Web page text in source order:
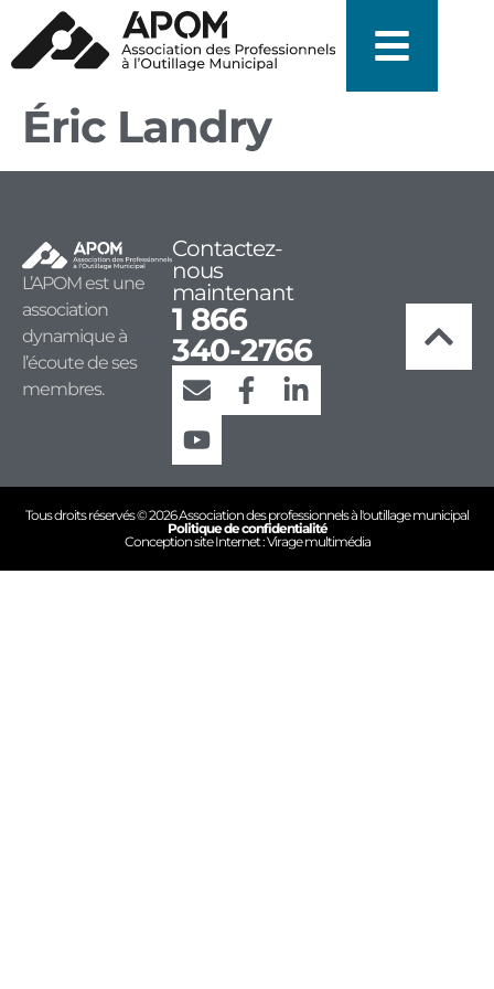
Éric Landry
L’APOM est une
association
dynamique à
l’écoute de ses
membres.
Contactez-
nous
maintenant
1 866
340-2766
Tous droits réservés © 2026 Association des professionnels à l'outillage municipal
Politique de confidentialité
Conception site Internet : Virage multimédia